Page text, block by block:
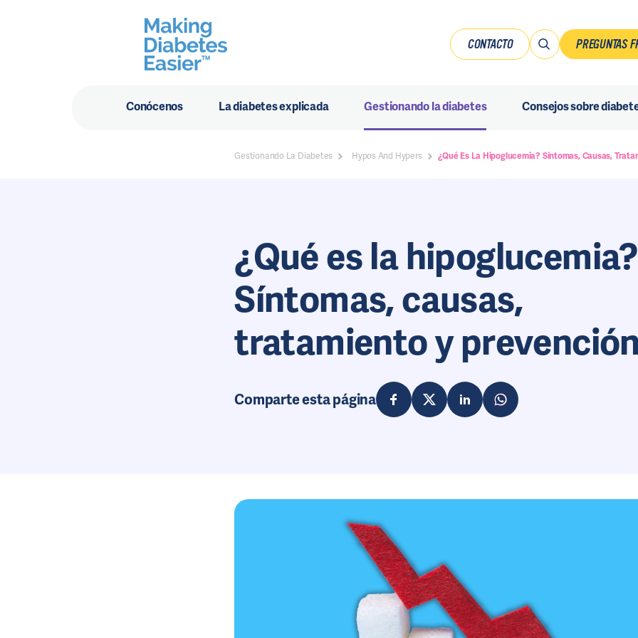
CONTACTO PREGUNTAS
Conócenos La diabetes explicada Gestionando la diabetes Consejos sobre
Gestionando La Diabetes Hypos And Hypers ¿Qué Es La Hipoglucemia? Síntomas, Causas,
¿Qué es la hipoglucemia?
Síntomas, causas,
tratamiento y
Comparte esta página